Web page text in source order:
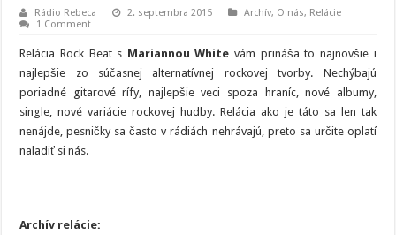
Rádio Rebeca 2. septembra 2015 Archív, O nás, Relácie
1 Comment
Relácia Rock Beat s Mariannou White vám prináša to najnovšie i
najlepšie zo súčasnej alternatívnej rockovej tvorby. Nechýbajú
poriadné gitarové rífy, najlepšie veci spoza hraníc, nové albumy,
single, nové variácie rockovej hudby. Relácia ako je táto sa len tak
nenájde, pesničky sa často v rádiách nehrávajú, preto sa určite oplatí
naladiť si nás.
Archív relácie: